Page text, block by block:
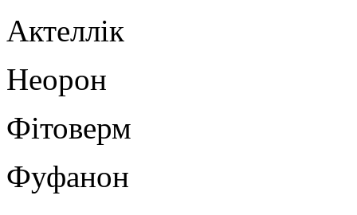
Актеллік
Неорон
Фітоверм
Фуфанон